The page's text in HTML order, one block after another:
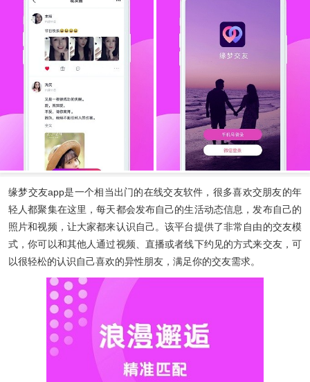
缘梦交友app是一个相当出门的在线交友软件，很多喜欢交朋友的年
轻人都聚集在这里，每天都会发布自己的生活动态信息，发布自己的
照片和视频，让大家都来认识自己。该平台提供了非常自由的交友模
式，你可以和其他人通过视频、直播或者线下约见的方式来交友，可
以很轻松的认识自己喜欢的异性朋友，满足你的交友需求。